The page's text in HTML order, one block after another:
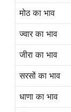
मोठ का भाव
ज्वार का भाव
जीरा का भाव
सरसों का भाव
धाणा का भाव